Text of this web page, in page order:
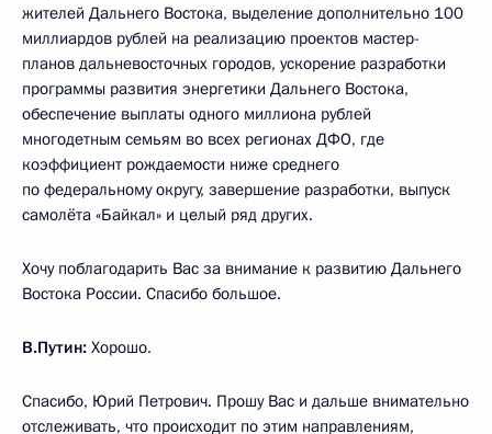
жителей Дальнего Востока, выделение дополнительно 100
миллиардов рублей на реализацию проектов мастер-
планов дальневосточных городов, ускорение разработки
программы развития энергетики Дальнего Востока,
обеспечение выплаты одного миллиона рублей
многодетным семьям во всех регионах ДФО, где
коэффициент рождаемости ниже среднего
по федеральному округу, завершение разработки, выпуск
самолёта «Байкал» и целый ряд других.
Хочу поблагодарить Вас за внимание к развитию Дальнего
Востока России. Спасибо большое.
В.Путин: Хорошо.
Спасибо, Юрий Петрович. Прошу Вас и дальше внимательно
отслеживать, что происходит по этим направлениям,